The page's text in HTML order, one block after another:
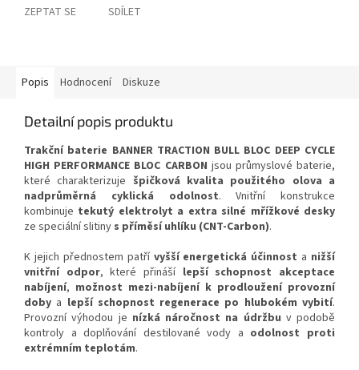
ZEPTAT SE SDÍLET
Popis Hodnocení Diskuze
Detailní popis produktu
Trakční baterie BANNER TRACTION BULL BLOC DEEP CYCLE
HIGH PERFORMANCE BLOC CARBON jsou průmyslové baterie,
které charakterizuje špičková kvalita použitého olova a
nadprůměrná cyklická odolnost. Vnitřní konstrukce
kombinuje tekutý elektrolyt a extra silné mřížkové desky
ze speciální slitiny s příměsí uhlíku (CNT-Carbon).
K jejich přednostem patří vyšší energetická účinnost a nižší
vnitřní odpor, které přináší lepší schopnost akceptace
nabíjení, možnost mezi-nabíjení k prodloužení provozní
doby a lepší schopnost regenerace po hlubokém vybití.
Provozní výhodou je nízká náročnost na údržbu v podobě
kontroly a doplňování destilované vody a odolnost proti
extrémním teplotám.